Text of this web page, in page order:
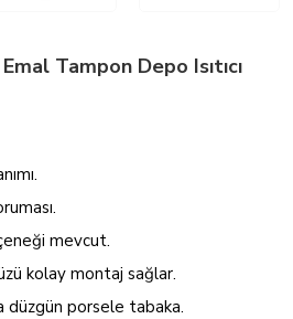
Tampon Depo Isıtıcı
mevcut.
kolay montaj sağlar.
düzgün porsele tabaka.